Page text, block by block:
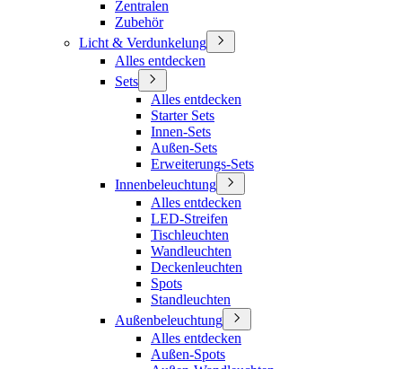
Zentralen
Zubehör
Licht & Verdunkelung
Alles entdecken
Sets
Alles entdecken
Starter Sets
Innen-Sets
Außen-Sets
Erweiterungs-Sets
Innenbeleuchtung
Alles entdecken
LED-Streifen
Tischleuchten
Wandleuchten
Deckenleuchten
Spots
Standleuchten
Außenbeleuchtung
Alles entdecken
Außen-Spots